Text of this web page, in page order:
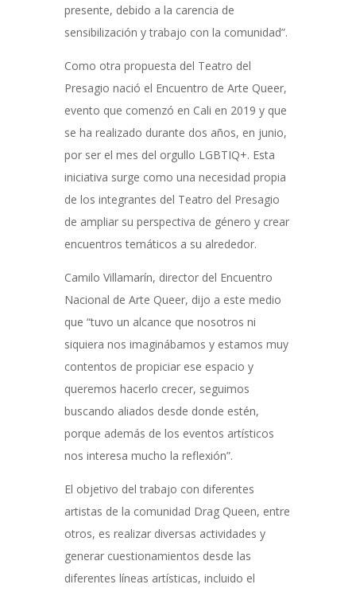
presente, debido a la carencia de
sensibilización y trabajo con la comunidad”.
Como otra propuesta del Teatro del
Presagio nació el Encuentro de Arte Queer,
evento que comenzó en Cali en 2019 y que
se ha realizado durante dos años, en junio,
por ser el mes del orgullo LGBTIQ+. Esta
iniciativa surge como una necesidad propia
de los integrantes del Teatro del Presagio
de ampliar su perspectiva de género y crear
encuentros temáticos a su alrededor.
Camilo Villamarín, director del Encuentro
Nacional de Arte Queer, dijo a este medio
que “tuvo un alcance que nosotros ni
siquiera nos imaginábamos y estamos muy
contentos de propiciar ese espacio y
queremos hacerlo crecer, seguimos
buscando aliados desde donde estén,
porque además de los eventos artísticos
nos interesa mucho la reflexión”.
El objetivo del trabajo con diferentes
artistas de la comunidad Drag Queen, entre
otros, es realizar diversas actividades y
generar cuestionamientos desde las
diferentes líneas artísticas, incluido el